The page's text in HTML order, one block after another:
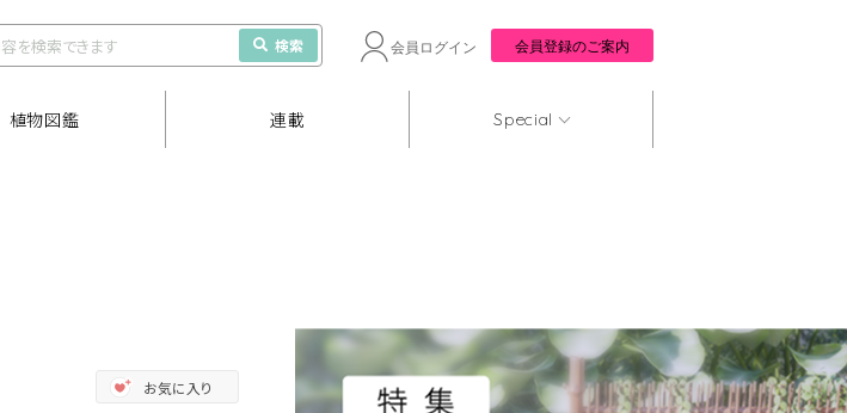
検索 会員ログイン 会員登録のご案内
植物図鑑 連載 Special
お気に入り